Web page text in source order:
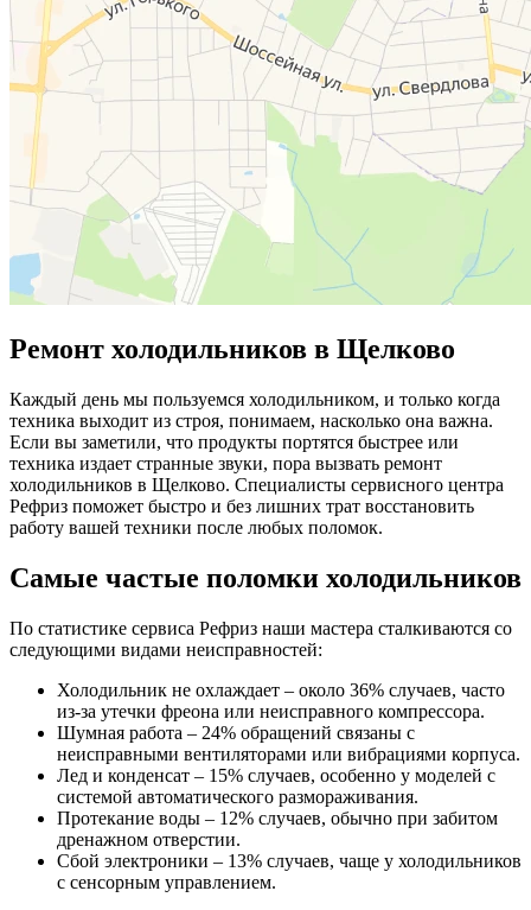
Ремонт холодильников в Щелково
Каждый день мы пользуемся холодильником, и только когда
техника выходит из строя, понимаем, насколько она важна.
Если вы заметили, что продукты портятся быстрее или
техника издает странные звуки, пора вызвать ремонт
холодильников в Щелково. Специалисты сервисного центра
Рефриз поможет быстро и без лишних трат восстановить
работу вашей техники после любых поломок.
Самые частые поломки холодильников
По статистике сервиса Рефриз наши мастера сталкиваются со
следующими видами неисправностей:
Холодильник не охлаждает – около 36% случаев, часто
из-за утечки фреона или неисправного компрессора.
Шумная работа – 24% обращений связаны с
неисправными вентиляторами или вибрациями корпуса.
Лед и конденсат – 15% случаев, особенно у моделей с
системой автоматического размораживания.
Протекание воды – 12% случаев, обычно при забитом
дренажном отверстии.
Сбой электроники – 13% случаев, чаще у холодильников
с сенсорным управлением.